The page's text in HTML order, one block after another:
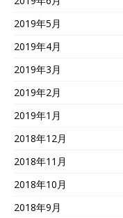
2019年5月
2019年4月
2019年3月
2019年2月
2019年1月
2018年12月
2018年11月
2018年10月
2018年9月